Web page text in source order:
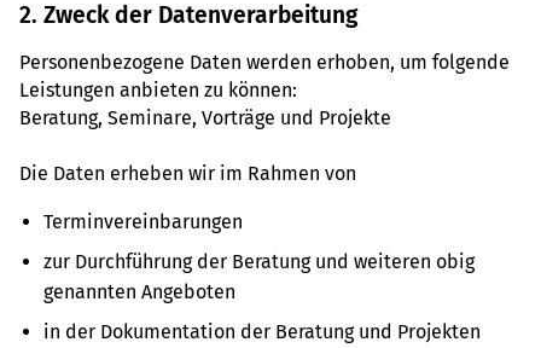
2. Zweck der Daten­ver­ar­bei­tung
Per­so­nen­be­zo­gene Daten werden erho­ben, um fol­gende
Leis­tun­gen anbie­ten zu können:
Bera­tung, Semi­nare, Vor­träge und Pro­jekte
Die Daten erhe­ben wir im Rahmen von
Ter­min­ver­ein­ba­run­gen
zur Durch­füh­rung der Bera­tung und wei­te­ren obig
genann­ten Ange­bo­ten
in der Doku­men­ta­tion der Bera­tung und Pro­jek­ten